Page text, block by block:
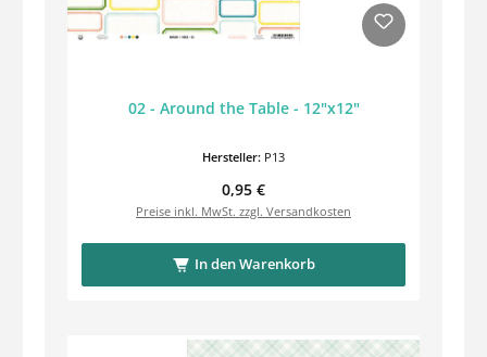
02 - Around the Table - 12"x12"
Hersteller: P13
Regulärer Preis:
0,95 €
Preise inkl. MwSt. zzgl. Versandkosten
In den Warenkorb